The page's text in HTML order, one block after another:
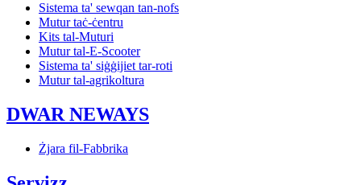
Sistema ta' sewqan tan-nofs
Mutur taċ-ċentru
Kits tal-Muturi
Mutur tal-E-Scooter
Sistema ta' siġġijiet tar-roti
Mutur tal-agrikoltura
DWAR NEWAYS
Żjara fil-Fabbrika